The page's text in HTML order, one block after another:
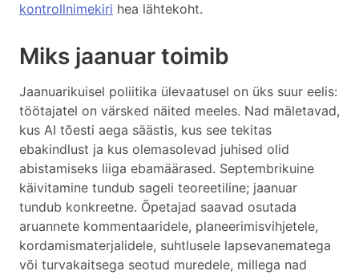
kontrollnimekiri hea lähtekoht.
Miks jaanuar toimib
Jaanuarikuisel poliitika ülevaatusel on üks suur eelis:
töötajatel on värsked näited meeles. Nad mäletavad,
kus AI tõesti aega säästis, kus see tekitas
ebakindlust ja kus olemasolevad juhised olid
abistamiseks liiga ebamäärased. Septembrikuine
käivitamine tundub sageli teoreetiline; jaanuar
tundub konkreetne. Õpetajad saavad osutada
aruannete kommentaaridele, planeerimisvihjetele,
kordamismaterjalidele, suhtlusele lapsevanematega
või turvakaitsega seotud muredele, millega nad